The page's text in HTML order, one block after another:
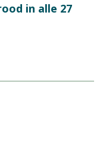
in alle 27